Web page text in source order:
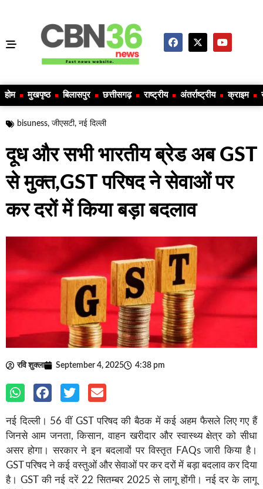
होम मुखपृष्ठ बिलासपुर छत्तीसगढ़ राष्ट्रीय अंतर्राष्ट्रीय क्राइम
bisuness, जीएसटी, नई दिल्ली
दूध और सभी भारतीय ब्रेड अब GST
से मुक्त,GST परिषद ने सेवाओं पर
कर दरों में किया बड़ा बदलाव
रवि शुक्ला September 4, 2025 4:38 pm
नई दिल्ली। 56 वीं GST परिषद की बैठक में कई अहम फैसले लिए गए हैं
जिनसे आम जनता, किसान, वाहन खरीदार और स्वास्थ्य क्षेत्र को सीधा
असर होगा। सरकार ने इन बदलावों पर विस्तृत FAQs जारी किया है।
GST परिषद ने कई वस्तुओं और सेवाओं पर कर दरों में बड़ा बदलाव कर दिया
है। GST की नई दरें 22 सितम्बर 2025 से लागू होंगी। नई दर के लागू